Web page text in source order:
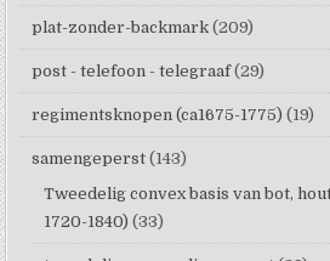
plat-zonder-backmark (209)
post - telefoon - telegraaf (29)
regimentsknopen (ca1675-1775) (19)
samengeperst (143)
Tweedelig convex basis van bot,
1720-1840) (33)